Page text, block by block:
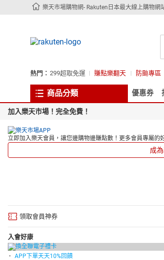
樂天市場購物網- Rakuten日本最大線上購物網
熱門： 299超取免運 賺點樂翻天 防颱專區
商品分類 優惠券
加入樂天市場！完全免費！
立即加入樂天會員，讓您邊購物邊賺點數！更多會員專屬的
成
領取會員神券
入會好康
APP下單天天10%回饋